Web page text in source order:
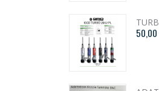
TURBO 2002 BLACK
50,00 €